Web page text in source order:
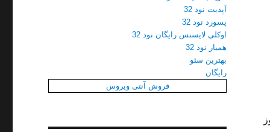
آپدیت نود 32
پسورد نود 32
اوکلی لایسنس رایگان نود 32
همیار نود 32
بهترین سئو
رایگان
فروش آنتی ویروس